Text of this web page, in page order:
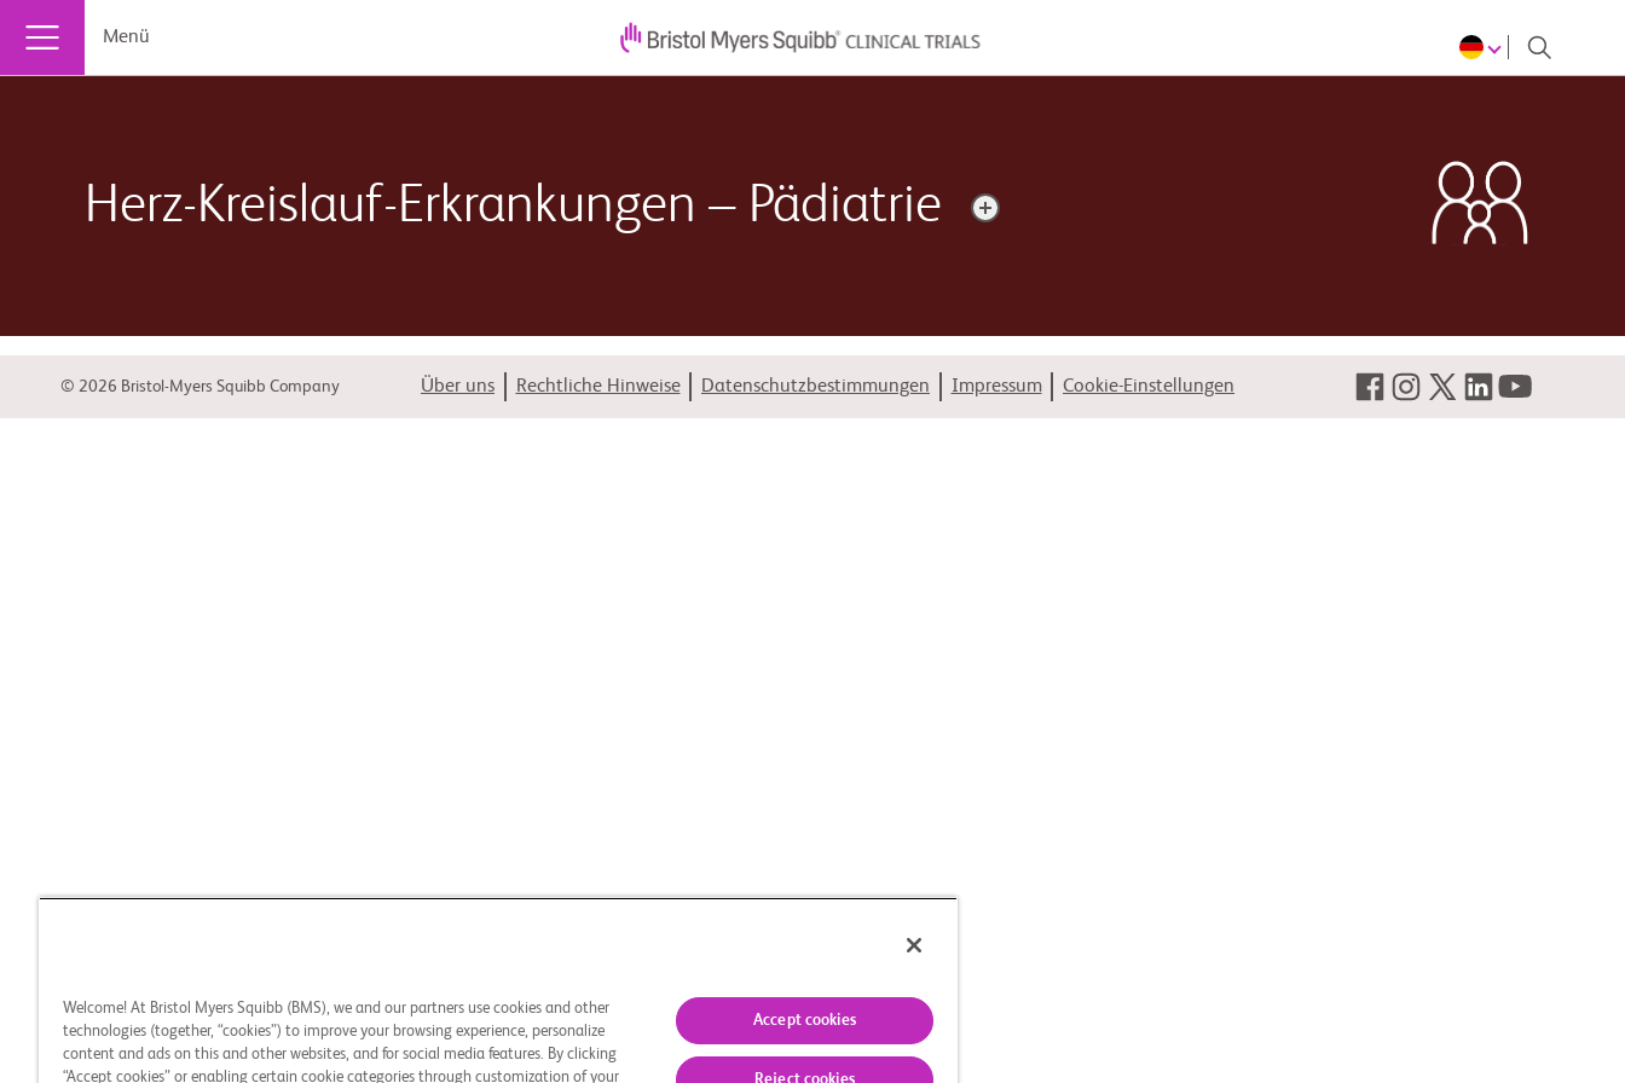
Menü
Herz-Kreislauf-Erkrankungen – Pädiatrie
© 2026 Bristol-Myers Squibb Company Über uns Rechtliche Hinweise Datenschutzbestimmungen Impressum Cookie-Einstellungen
Welcome! At Bristol Myers Squibb (BMS), we and our partners use cookies and other
technologies (together, “cookies”) to improve your browsing experience, personalize
content and ads on this and other websites, and for social media features. By clicking
“Accept cookies” or enabling certain cookie categories through customization of your
Accept cookies